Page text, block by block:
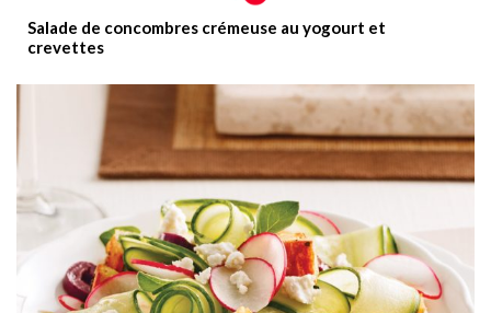
Salade de concombres crémeuse au yogourt et
crevettes